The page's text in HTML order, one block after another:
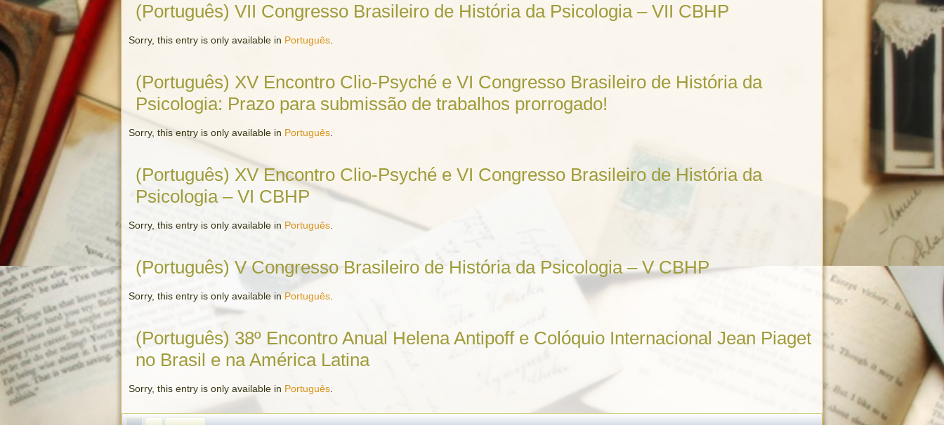
(Português) VII Congresso Brasileiro de História da Psicologia – VII CBHP
Sorry, this entry is only available in Português
(Português) XV Encontro Clio-Psyché e VI Congresso Brasileiro de História da
Psicologia: Prazo para submissão de trabalhos prorrogado!
Sorry, this entry is only available in Português
(Português) XV Encontro Clio-Psyché e VI Congresso Brasileiro de História da
Psicologia – VI CBHP
Sorry, this entry is only available in Português
(Português) V Congresso Brasileiro de História da Psicologia – V CBHP
Sorry, this entry is only available in Português
(Português) 38º Encontro Anual Helena Antipoff e Colóquio Internacional Jean Piaget
no Brasil e na América Latina
Sorry, this entry is only available in Português